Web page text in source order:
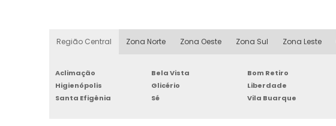
Região Central Zona Norte Zona Oeste Zona Sul Zona Leste
Aclimação Bela Vista Bom Retiro
Higienópolis
Glicério Liberdade
Santa Efigênia
Sé Vila Buarque